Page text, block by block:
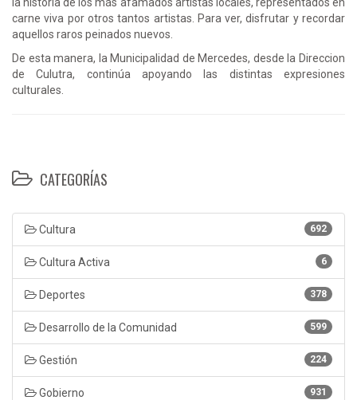
carne viva por otros tantos artistas. Para ver, disfrutar y recordar
aquellos raros peinados nuevos.
De esta manera, la Municipalidad de Mercedes, desde la Direccion
de Culutra, continúa apoyando las distintas expresiones
culturales.
CATEGORÍAS
692
Cultura
6
Cultura Activa
378
Deportes
599
Desarrollo de la Comunidad
224
Gestión
931
Gobierno